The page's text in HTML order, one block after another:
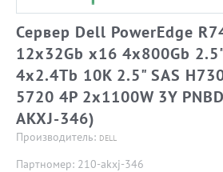
Сервер Dell PowerEdge
12x32Gb x16 4x800Gb 2.5"
4x2.4Tb 10K 2.5" SAS
5720 4P 2x1100W 3Y
AKXJ-346)
Производитель: DELL
Партномер: 210-akxj-346